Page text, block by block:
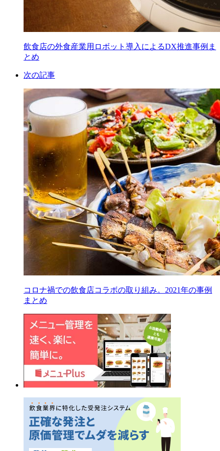
飲食店の外食産業用ロボット導入によるDX推進事例ま
とめ
次の記事
コロナ禍での飲食店コラボの取り組み。2021年の事例
まとめ